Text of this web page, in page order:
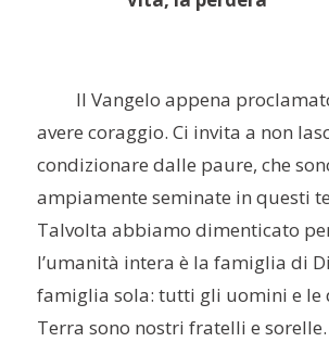
Il Vangelo appena
avere coraggio. Ci invita a non
condizionare dalle paure, che
ampiamente seminate in questi
Talvolta abbiamo dimenticato
l’umanità intera è la famiglia di
famiglia sola: tutti gli uomini e le
Terra sono nostri fratelli e sorelle.